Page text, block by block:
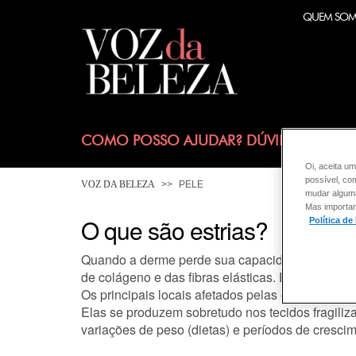
QUEM
COMO POSSO AJUDAR? DÚVIDAS SOBRE:
VOZ DA BELEZA PELE
O que são estrias?
Quando a derme perde sua capacidade de
de colágeno e das fibras elásticas. É assim que
Os principais locais afetados pelas estrias são
Elas se produzem sobretudo nos tecidos
variações de peso (dietas) e períodos de
Oi, aceita
possível,
mudar
Mas
Política de